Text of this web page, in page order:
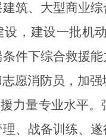
筑、大型商业
设，建设一批机
件下综合救援
愿消防员，加
力量专业水平
、战备训练、